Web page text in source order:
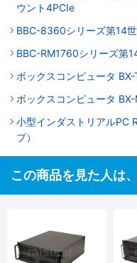
ウント4PCIe
BBC-8360シリーズ第14
BBC-RM1760シリーズ第
ボックスコンピュータ
ボックスコンピュータ
小型インダストリアルPC
プ）
この商品を見た人は